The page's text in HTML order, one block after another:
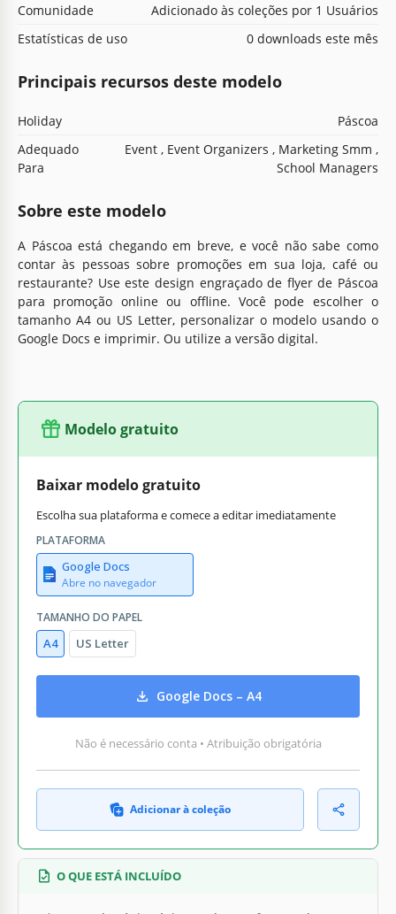
Comunidade
Adicionado às coleções por 1 Usuários
Estatísticas de uso
0 downloads este mês
Principais recursos deste modelo
Holiday
Páscoa
Adequado
Para
Event , Event Organizers , Marketing Smm ,
School Managers
Sobre este modelo
A Páscoa está chegando em breve, e você não sabe como
contar às pessoas sobre promoções em sua loja, café ou
restaurante? Use este design engraçado de flyer de Páscoa
para promoção online ou offline. Você pode escolher o
tamanho A4 ou US Letter, personalizar o modelo usando o
Google Docs e imprimir. Ou utilize a versão digital.
Modelo gratuito
Baixar modelo gratuito
Escolha sua plataforma e comece a editar imediatamente
PLATAFORMA
Google Docs
Abre no navegador
TAMANHO DO PAPEL
A4 US Letter
Google Docs – A4
Não é necessário conta • Atribuição obrigatória
Adicionar à coleção
O QUE ESTÁ INCLUÍDO